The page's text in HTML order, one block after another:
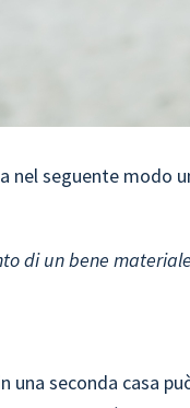
nel seguente modo
di un bene
seconda casa